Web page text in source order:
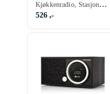
Kjøkkenradio, Stasjonær radio, Bærbar radio, FM, DAB, DAB+, Nettstrøm, Klokkeradio med alarm, Fjernkontroll, Display, Retro Radio, Hodetelefonutgang, USB
526 ,-